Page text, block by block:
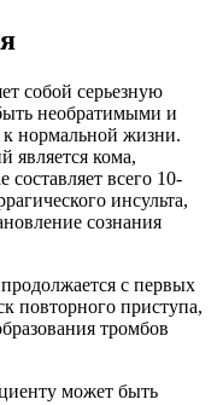
собой серьезную
необратимыми и
к нормальной жизни.
кома,
составляет всего 10-
инсульта,
сознания
с первых
повторного приступа,
тромбов
может быть